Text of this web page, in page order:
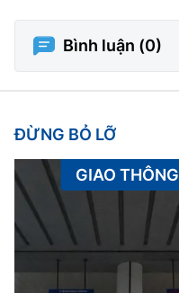
Bình luận (0)
ĐỪNG BỎ LỠ
GIAO THÔNG